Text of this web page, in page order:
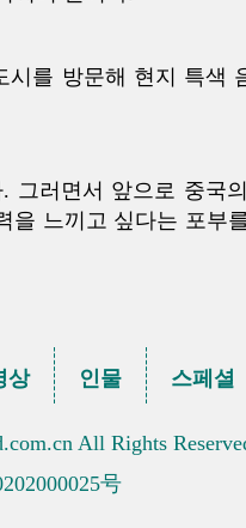
를 방문해 현지 특색
그러면서 앞으로 중국
을 느끼고 싶다는 포부
상 인물 스페셜
All Rights
号